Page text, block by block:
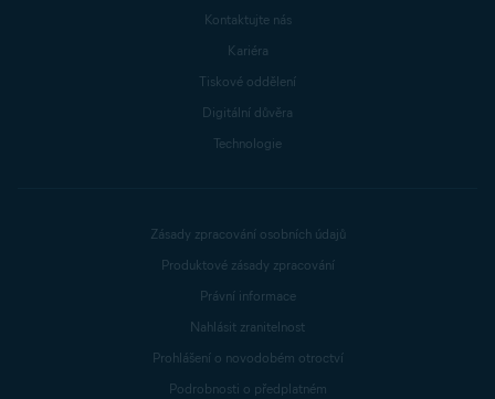
Kontaktujte nás
Kariéra
Tiskové oddělení
Digitální důvěra
Technologie
Zásady zpracování osobních údajů
Produktové zásady zpracování
Právní informace
Nahlásit zranitelnost
Prohlášení o novodobém otroctví
Podrobnosti o předplatném